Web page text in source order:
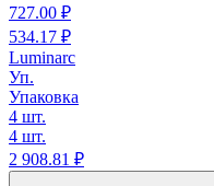
727.00 ₽
534.17 ₽
Luminarc
Уп.
Упаковка
4 шт.
4 шт.
2 908.81 ₽